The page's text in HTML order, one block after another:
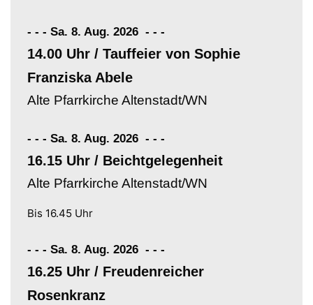
- - - Sa. 8. Aug. 2026 - - -
14.00 Uhr / Tauffeier von Sophie
Franziska Abele
Alte Pfarrkirche Altenstadt/WN
- - - Sa. 8. Aug. 2026 - - -
16.15 Uhr / Beichtgelegenheit
Alte Pfarrkirche Altenstadt/WN
Bis 16.45 Uhr
- - - Sa. 8. Aug. 2026 - - -
16.25 Uhr / Freudenreicher
Rosenkranz